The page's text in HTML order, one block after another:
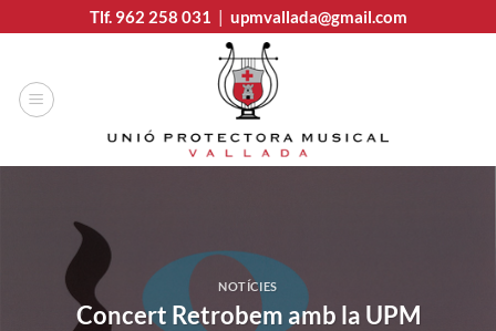
to
Tlf. 962 258 031 | upmvallada@gmail.com
NOTÍCIES
Concert Retrobem amb la UPM